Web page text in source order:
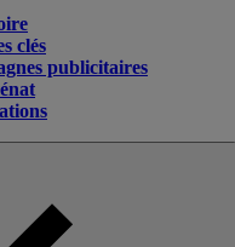
clés
publicitaires